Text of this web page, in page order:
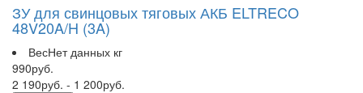
ЗУ для свинцовых тяговых АКБ ELTRECO
48V20A/H (3A)
ВесНет данных кг
990руб.
2 190руб. - 1 200руб.